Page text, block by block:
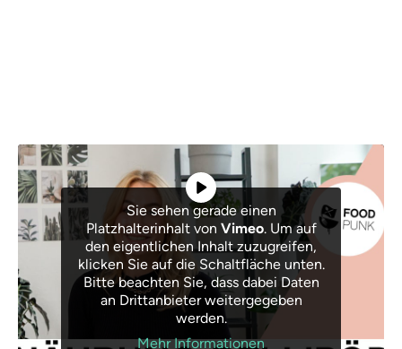
Sie sehen gerade einen
Platzhalterinhalt von Vimeo. Um auf
den eigentlichen Inhalt zuzugreifen,
klicken Sie auf die Schaltfläche unten.
Bitte beachten Sie, dass dabei Daten
an Drittanbieter weitergegeben
werden.
Mehr Informationen